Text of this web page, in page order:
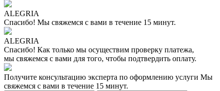
ALEGRIA
Спасибо! Мы свяжемся с вами в течение 15 минут.
ALEGRIA
Спасибо! Как только мы осуществим проверку платежа,
мы свяжемся с вами для того, чтобы подтвердить оплату.
Получите консультацию эксперта по оформлению услуги Мы
свяжемся с вами в течение 15 минут.